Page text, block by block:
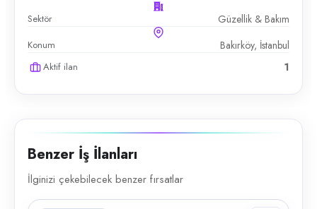
Sektör Güzellik & Bakım
Konum Bakırköy, İstanbul
Aktif ilan 1
Benzer İş İlanları
İlginizi çekebilecek benzer fırsatlar